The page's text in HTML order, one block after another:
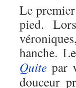
Le
pied.
hanche. Le
Quite par
douceur